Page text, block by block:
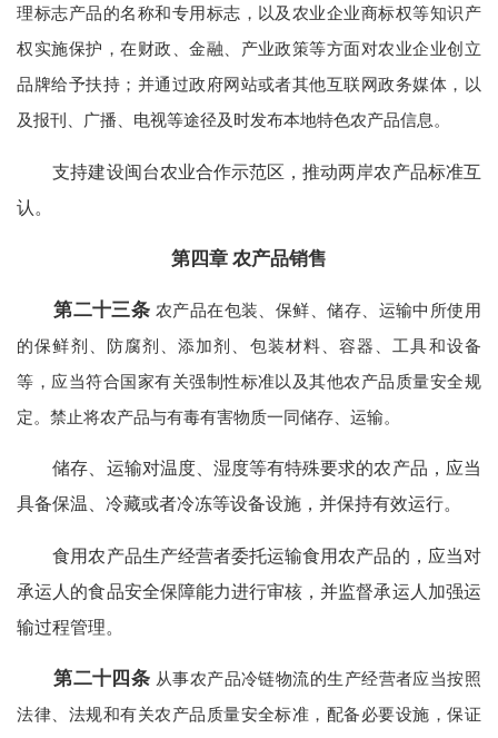
理标志产品的名称和专用标志，以及农业企业商标权等知识产
权实施保护，在财政、金融、产业政策等方面对农业企业创立
品牌给予扶持；并通过政府网站或者其他互联网政务媒体，以
及报刊、广播、电视等途径及时发布本地特色农产品信息。
支持建设闽台农业合作示范区，推动两岸农产品标准互
认。
第四章 农产品销售
第二十三条 农产品在包装、保鲜、储存、运输中所使用
的保鲜剂、防腐剂、添加剂、包装材料、容器、工具和设备
等，应当符合国家有关强制性标准以及其他农产品质量安全规
定。禁止将农产品与有毒有害物质一同储存、运输。
储存、运输对温度、湿度等有特殊要求的农产品，应当
具备保温、冷藏或者冷冻等设备设施，并保持有效运行。
食用农产品生产经营者委托运输食用农产品的，应当对
承运人的食品安全保障能力进行审核，并监督承运人加强运
输过程管理。
第二十四条 从事农产品冷链物流的生产经营者应当按照
法律、法规和有关农产品质量安全标准，配备必要设施，保证